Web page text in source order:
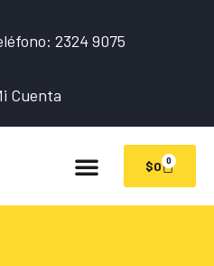
2324 9075
Cuenta
$0 0